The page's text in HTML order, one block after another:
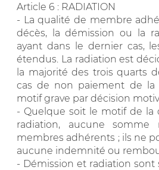
Article 6 : RADIATION
- La qualité de membre
décès, la démission ou la
ayant dans le dernier cas,
étendus. La radiation est
la majorité des trois quarts
cas de non paiement de la
motif grave par décision
- Quelque soit le motif de la
radiation, aucune
membres adhérents ; ils ne
aucune indemnité ou
- Démission et radiation